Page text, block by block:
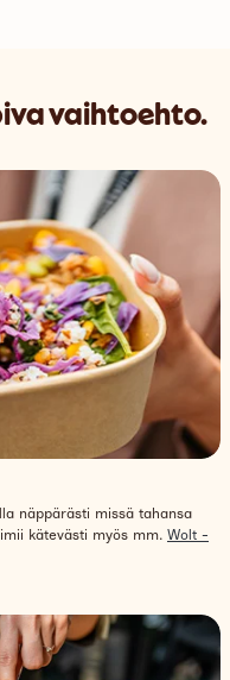
vaihtoehto.
näppärästi missä tahansa
kätevästi myös mm. Wolt -